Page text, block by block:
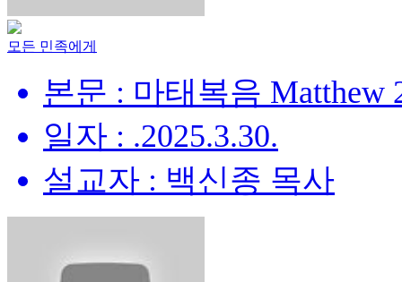
모든 민족에게
본문 : 마태복음 Matthew
일자 : .2025.3.30.
설교자 : 백신종 목사